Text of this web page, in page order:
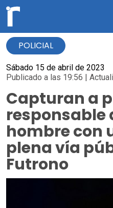
POLICIAL
Sábado 15 de abril de 2023
Publicado a las 19:56 |
Capturan a
responsable
hombre con
plena vía
Futrono